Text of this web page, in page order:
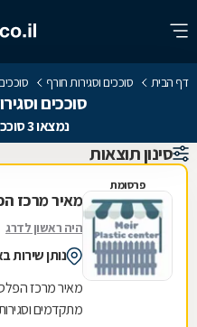
דף הבית סוככים וסגירות חורף
סוככים
נמצאו 3 סוככים וסגירות חורף
סינון תוצאות
פרסומת
מאיר מרכז
היה ראשון לדרג
נותן שירות
מאיר מרכז
מתקדמים